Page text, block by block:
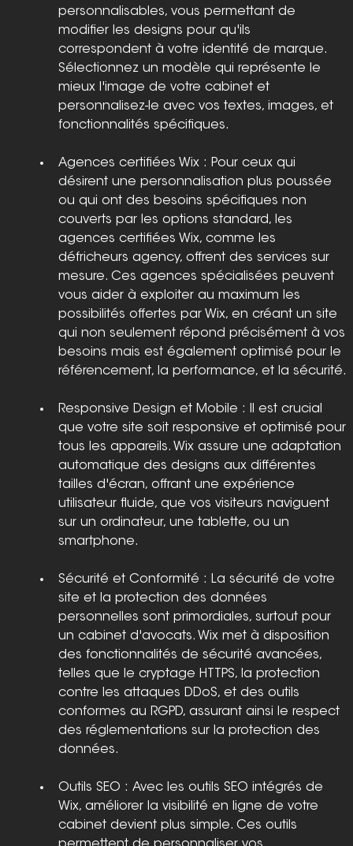
personnalisables, vous permettant de
modifier les designs pour qu'ils
correspondent à votre identité de marque.
Sélectionnez un modèle qui représente le
mieux l'image de votre cabinet et
personnalisez-le avec vos textes, images, et
fonctionnalités spécifiques.
Agences certifiées Wix : Pour ceux qui
désirent une personnalisation plus poussée
ou qui ont des besoins spécifiques non
couverts par les options standard, les
agences certifiées Wix, comme les
défricheurs agency, offrent des services sur
mesure. Ces agences spécialisées peuvent
vous aider à exploiter au maximum les
possibilités offertes par Wix, en créant un site
qui non seulement répond précisément à vos
besoins mais est également optimisé pour le
référencement, la performance, et la sécurité.
Responsive Design et Mobile : Il est crucial
que votre site soit responsive et optimisé pour
tous les appareils. Wix assure une adaptation
automatique des designs aux différentes
tailles d'écran, offrant une expérience
utilisateur fluide, que vos visiteurs naviguent
sur un ordinateur, une tablette, ou un
smartphone.
Sécurité et Conformité : La sécurité de votre
site et la protection des données
personnelles sont primordiales, surtout pour
un cabinet d'avocats. Wix met à disposition
des fonctionnalités de sécurité avancées,
telles que le cryptage HTTPS, la protection
contre les attaques DDoS, et des outils
conformes au RGPD, assurant ainsi le respect
des réglementations sur la protection des
données.
Outils SEO : Avec les outils SEO intégrés de
Wix, améliorer la visibilité en ligne de votre
cabinet devient plus simple. Ces outils